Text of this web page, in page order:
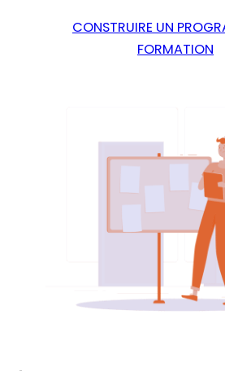
CONSTRUIRE UN
FORMATION